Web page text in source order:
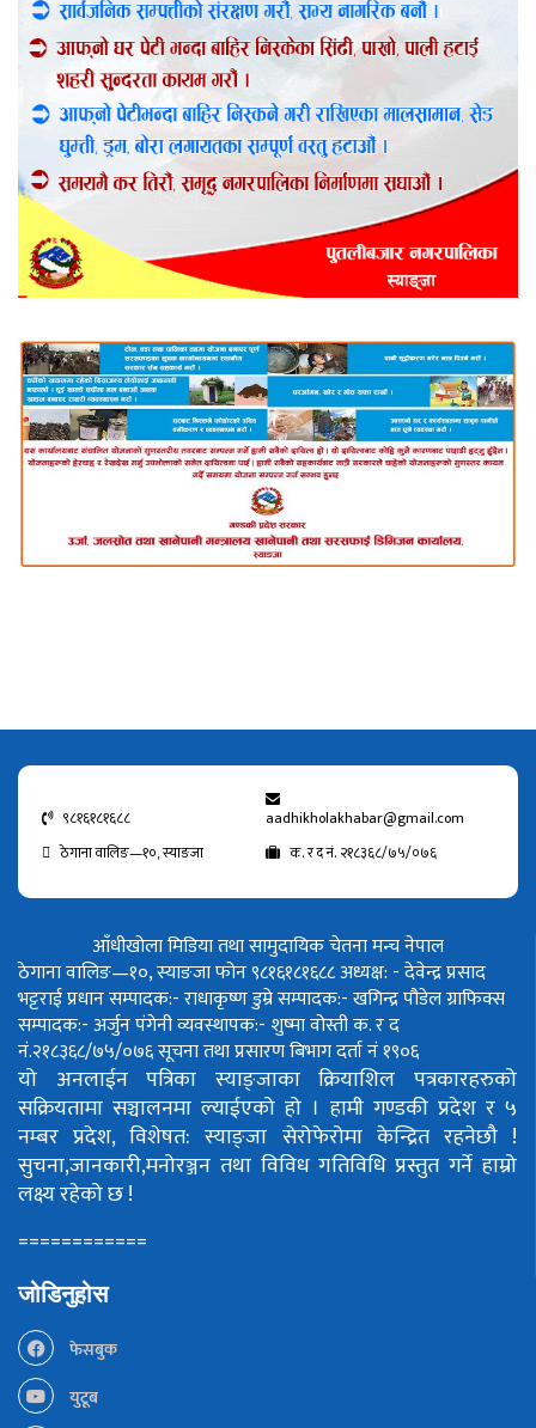
९८१६१८१६८८
aadhikholakhabar@gmail.com
ठेगाना वालिङ—१०, स्याङजा
क. र द नं. २१८३६८/७५/०७६
आँधीखोला मिडिया तथा सामुदायिक चेतना मन्च नेपाल
ठेगाना वालिङ—१०, स्याङजा फोन ९८१६१८१६८८अध्यक्ष: - देवेन्द्र प्रसाद
भट्टराईप्रधान सम्पादक:- राधाकृष्ण डुम्रेसम्पादक:- खगिन्द्र पौडेलग्राफिक्स
सम्पादक:- अर्जुन पंगेनीव्यवस्थापक:- शुष्मा वोस्तीक. र द
नं.२१८३६८/७५/०७६सूचना तथा प्रसारण बिभाग दर्ता नं १९०६
यो अनलाईन पत्रिका स्याङ्जाका क्रियाशिल पत्रकारहरुको
सक्रियतामा सञ्चालनमा ल्याईएको हो । हामी गण्डकी प्रदेश र ५
नम्बर प्रदेश, विशेषत: स्याङ्जा सेरोफेरोमा केन्द्रित रहनेछौ !
सुचना,जानकारी,मनोरञ्जन तथा विविध गतिविधि प्रस्तुत गर्ने हाम्रो
लक्ष्य रहेको छ !
============
जोडिनुहोस
फेसबुक
युटूब